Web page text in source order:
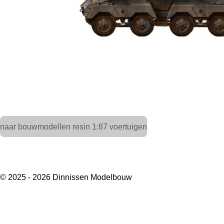
naar bouwmodellen resin 1:87 voertuigen
© 2025 - 2026 Dinnissen Modelbouw